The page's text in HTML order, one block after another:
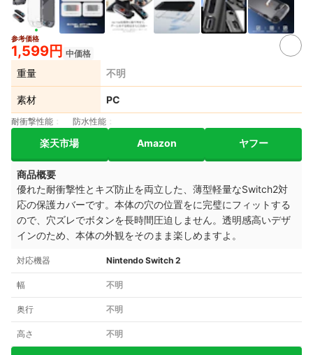
参考価格
1,599円 中価格
重量 不明
素材 PC
耐衝撃性能 防水性能
楽天市場 Amazon ヤフー
商品概要
優れた耐衝撃性とキズ防止を両立した、薄型軽量なSwitch2対
応の保護カバーです。本体の穴の位置をに完璧にフィットする
ので、穴ズレでボタンを長時間圧迫しません。透明感高いデザ
インのため、本体の外観をそのまま楽しめますよ。
対応機器 Nintendo Switch 2
幅 不明
奥行 不明
高さ 不明